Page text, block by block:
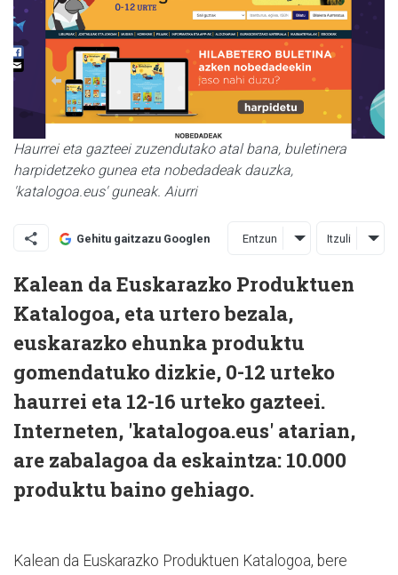
Haurrei eta gazteei zuzendutako atal bana, buletinera
harpidetzeko gunea eta nobedadeak dauzka,
'katalogoa.eus' guneak. Aiurri
Gehitu gaitzazu Googlen Entzun Itzuli
Kalean da Euskarazko Produktuen
Katalogoa, eta urtero bezala,
euskarazko ehunka produktu
gomendatuko dizkie, 0-12 urteko
haurrei eta 12-16 urteko gazteei.
Interneten, 'katalogoa.eus' atarian,
are zabalagoa da eskaintza: 10.000
produktu baino gehiago.
Kalean da Euskarazko Produktuen Katalogoa, bere